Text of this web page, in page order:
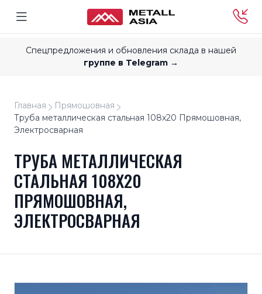
Спецпредложения и обновления склада в нашей
группе в Telegram →
Главная
Прямошовная
Труба металлическая стальная 108x20 Прямошовная,
Электросварная
ТРУБА МЕТАЛЛИЧЕСКАЯ
СТАЛЬНАЯ 108X20
ПРЯМОШОВНАЯ,
ЭЛЕКТРОСВАРНАЯ